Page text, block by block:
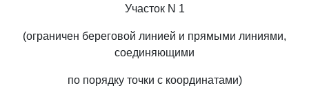
Участок N 1
(ограничен береговой линией и прямыми линиями,
соединяющими
по порядку точки с координатами)